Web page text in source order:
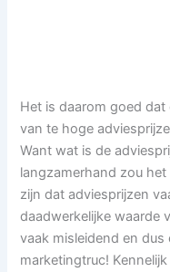
Het is daarom goed
van te hoge
Want wat is de
langzamerhand zou
zijn dat adviesprijzen
daadwerkelijke waarde
vaak misleidend en dus
marketingtruc!